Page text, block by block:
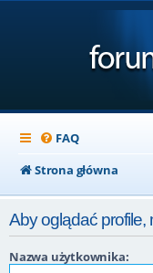
FAQ
Strona główna
Aby oglądać
Nazwa użytkownika: